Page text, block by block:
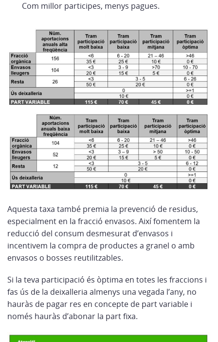
Com millor participes, menys pagues.
Aquesta taxa també premia la prevenció de residus,
especialment en la fracció envasos. Així fomentem la
reducció del consum desmesurat d’envasos i
incentivem la compra de productes a granel o amb
envasos o bosses reutilitzables.
Si la teva participació és òptima en totes les fraccions i
fas ús de la deixalleria almenys una vegada l’any, no
hauràs de pagar res en concepte de part variable i
només hauràs d’abonar la part fixa.